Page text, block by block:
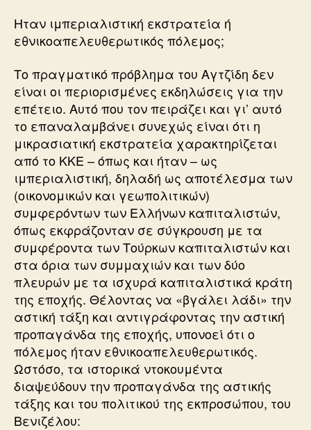
Ηταν ιμπεριαλιστική εκστρατεία ή
εθνικοαπελευθερωτικός πόλεμος;
Το πραγματικό πρόβλημα του Αγτζίδη δεν
είναι οι περιορισμένες εκδηλώσεις για την
επέτειο. Αυτό που τον πειράζει και γι’ αυτό
το επαναλαμβάνει συνεχώς είναι ότι η
μικρασιατική εκστρατεία χαρακτηρίζεται
από το ΚΚΕ – όπως και ήταν – ως
ιμπεριαλιστική, δηλαδή ως αποτέλεσμα των
(οικονομικών και γεωπολιτικών)
συμφερόντων των Ελλήνων καπιταλιστών,
όπως εκφράζονταν σε σύγκρουση με τα
συμφέροντα των Τούρκων καπιταλιστών και
στα όρια των συμμαχιών και των δύο
πλευρών με τα ισχυρά καπιταλιστικά κράτη
της εποχής. Θέλοντας να «βγάλει λάδι» την
αστική τάξη και αντιγράφοντας την αστική
προπαγάνδα της εποχής, υπονοεί ότι ο
πόλεμος ήταν εθνικοαπελευθερωτικός.
Ωστόσο, τα ιστορικά ντοκουμέντα
διαψεύδουν την προπαγάνδα της αστικής
τάξης και του πολιτικού της εκπροσώπου, του
Βενιζέλου: